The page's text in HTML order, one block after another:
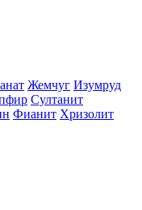
Жемчуг Изумруд
Султанит
Фианит Хризолит